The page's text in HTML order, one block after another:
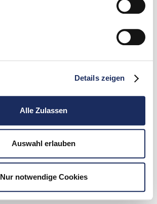
Details zeigen
Alle Zulassen
Auswahl erlauben
Nur notwendige Cookies